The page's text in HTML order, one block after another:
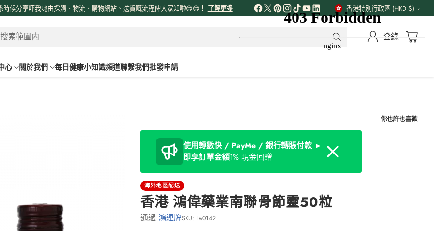
時候分享吓我哋由採購、物流、購物網站、送貨嘅流程俾大家知啦😊😊 ！ 了解更多
貨
幣
香港特別行政區 (HKD $)
索範圍内 登錄
心 關於我們 每日健康小知識頻道聯繫我們批發申請
使用轉數快 / PayMe / 銀行轉賬付款 ►
即享訂單金額1% 現金回贈
Dismiss
海外地區配送
香港 鴻偉藥業南聯骨節靈50粒
通過 鴻運牌SKU: Lw0142
你也許也喜歡